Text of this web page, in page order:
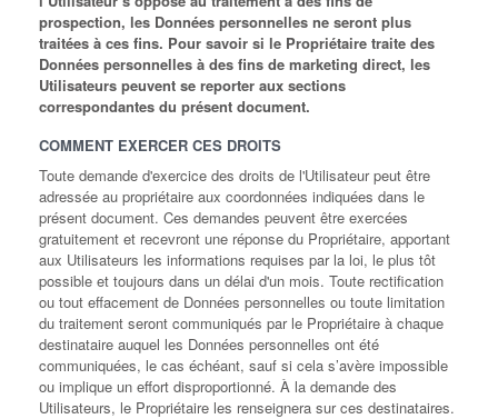
prospection, les Données personnelles ne seront plus
traitées à ces fins. Pour savoir si le Propriétaire traite des
Données personnelles à des fins de marketing direct, les
Utilisateurs peuvent se reporter aux sections
correspondantes du présent document.
COMMENT EXERCER CES DROITS
Toute demande d'exercice des droits de l'Utilisateur peut être
adressée au propriétaire aux coordonnées indiquées dans le
présent document. Ces demandes peuvent être exercées
gratuitement et recevront une réponse du Propriétaire, apportant
aux Utilisateurs les informations requises par la loi, le plus tôt
possible et toujours dans un délai d'un mois. Toute rectification
ou tout effacement de Données personnelles ou toute limitation
du traitement seront communiqués par le Propriétaire à chaque
destinataire auquel les Données personnelles ont été
communiquées, le cas échéant, sauf si cela s’avère impossible
ou implique un effort disproportionné. À la demande des
Utilisateurs, le Propriétaire les renseignera sur ces destinataires.